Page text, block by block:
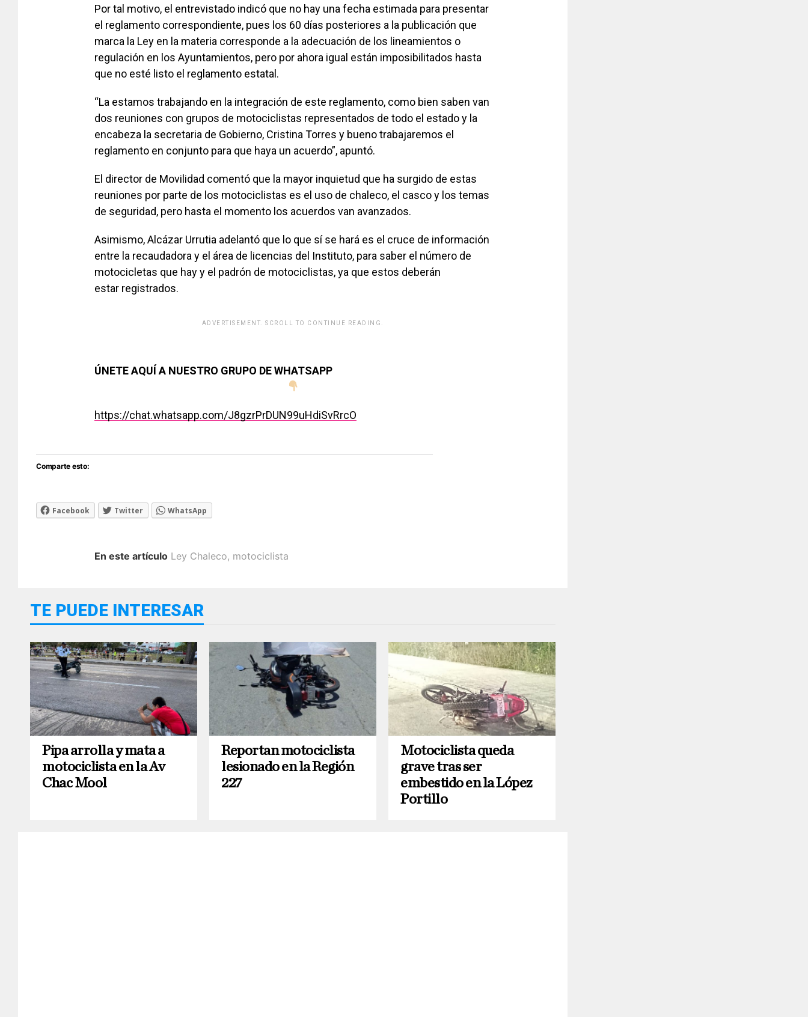
Por tal motivo, el entrevistado indicó que no hay una fecha estimada para presentar
el reglamento correspondiente, pues los 60 días posteriores a la publicación que
marca la Ley en la materia corresponde a la adecuación de los lineamientos o
regulación en los Ayuntamientos, pero por ahora igual están imposibilitados hasta
que no esté listo el reglamento estatal.
“La estamos trabajando en la integración de este reglamento, como bien saben van
dos reuniones con grupos de motociclistas representados de todo el estado y la
encabeza la secretaria de Gobierno, Cristina Torres y bueno trabajaremos el
reglamento en conjunto para que haya un acuerdo”, apuntó.
El director de Movilidad comentó que la mayor inquietud que ha surgido de estas
reuniones por parte de los motociclistas es el uso de chaleco, el casco y los temas
de seguridad, pero hasta el momento los acuerdos van avanzados.
Asimismo, Alcázar Urrutia adelantó que lo que sí se hará es el cruce de información
entre la recaudadora y el área de licencias del Instituto, para saber el número de
motocicletas que hay y el padrón de motociclistas, ya que estos deberán
estar registrados.
ADVERTISEMENT. SCROLL TO CONTINUE READING.
ÚNETE AQUÍ A NUESTRO GRUPO DE WHATSAPP
https://chat.whatsapp.com/J8gzrPrDUN99uHdiSvRrcO
Comparte esto:
Facebook Twitter WhatsApp
En este artículo Ley Chaleco, motociclista
TE PUEDE INTERESAR
Pipa arrolla y mata a
motociclista en la Av
Chac Mool
Reportan motociclista
lesionado en la Región
227
Motociclista queda
grave tras ser
embestido en la López
Portillo